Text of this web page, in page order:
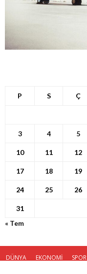
P S Ç
3 4 5
10 11 12
17 18 19
24 25 26
31
« Tem
DÜNYA EKONOMİ SPOR